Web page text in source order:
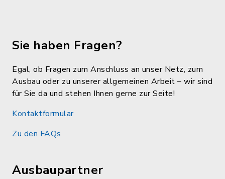
Sie haben Fragen?
Egal, ob Fragen zum Anschluss an unser Netz, zum
Ausbau oder zu unserer allgemeinen Arbeit – wir sind
für Sie da und stehen Ihnen gerne zur Seite!
Kontaktformular
Zu den FAQs
Ausbaupartner